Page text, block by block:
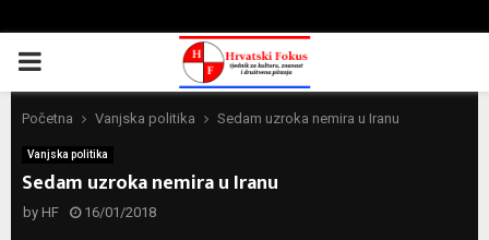
PRIMARY
MENU
Početna Vanjska politika Sedam uzroka nemira u Iranu
Vanjska politika
Sedam uzroka nemira u Iranu
by HF 16/01/2018